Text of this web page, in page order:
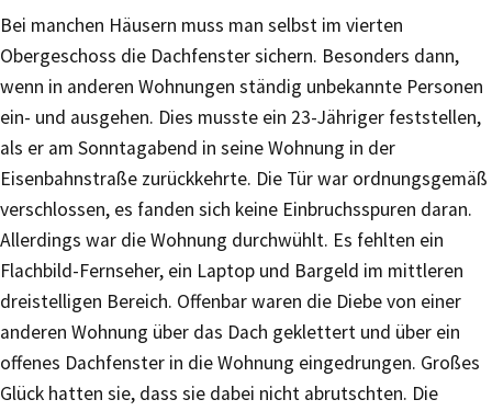
Bei manchen Häusern muss man selbst im vierten
Obergeschoss die Dachfenster sichern. Besonders dann,
wenn in anderen Wohnungen ständig unbekannte Personen
ein- und ausgehen. Dies musste ein 23-Jähriger feststellen,
als er am Sonntagabend in seine Wohnung in der
Eisenbahnstraße zurückkehrte. Die Tür war ordnungsgemäß
verschlossen, es fanden sich keine Einbruchsspuren daran.
Allerdings war die Wohnung durchwühlt. Es fehlten ein
Flachbild-Fernseher, ein Laptop und Bargeld im mittleren
dreistelligen Bereich. Offenbar waren die Diebe von einer
anderen Wohnung über das Dach geklettert und über ein
offenes Dachfenster in die Wohnung eingedrungen. Großes
Glück hatten sie, dass sie dabei nicht abrutschten. Die